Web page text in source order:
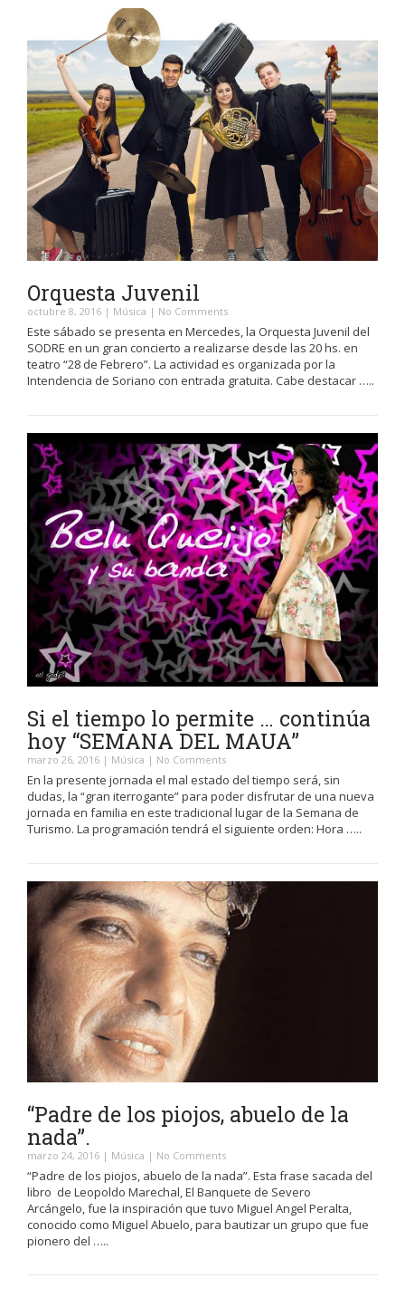
Orquesta Juvenil
octubre 8, 2016 | Música | No Comments
Este sábado se presenta en Mercedes, la Orquesta Juvenil del
SODRE en un gran concierto a realizarse desde las 20 hs. en
teatro “28 de Febrero”. La actividad es organizada por la
Intendencia de Soriano con entrada gratuita. Cabe destacar …..
Si el tiempo lo permite … continúa
hoy “SEMANA DEL MAUA”
marzo 26, 2016 | Música | No Comments
En la presente jornada el mal estado del tiempo será, sin
dudas, la “gran iterrogante” para poder disfrutar de una nueva
jornada en familia en este tradicional lugar de la Semana de
Turismo. La programación tendrá el siguiente orden: Hora …..
“Padre de los piojos, abuelo de la
nada”.
marzo 24, 2016 | Música | No Comments
“Padre de los piojos, abuelo de la nada”. Esta frase sacada del
libro de Leopoldo Marechal, El Banquete de Severo
Arcángelo, fue la inspiración que tuvo Miguel Angel Peralta,
conocido como Miguel Abuelo, para bautizar un grupo que fue
pionero del …..